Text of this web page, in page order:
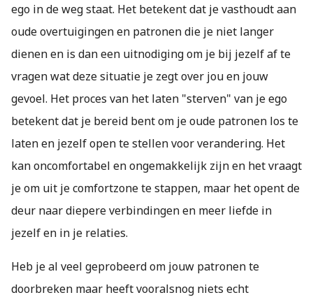
ego in de weg staat. Het betekent dat je vasthoudt aan
oude overtuigingen en patronen die je niet langer
dienen en is dan een uitnodiging om je bij jezelf af te
vragen wat deze situatie je zegt over jou en jouw
gevoel. Het proces van het laten "sterven" van je ego
betekent dat je bereid bent om je oude patronen los te
laten en jezelf open te stellen voor verandering. Het
kan oncomfortabel en ongemakkelijk zijn en het vraagt
je om uit je comfortzone te stappen, maar het opent de
deur naar diepere verbindingen en meer liefde in
jezelf en in je relaties.
Heb je al veel geprobeerd om jouw patronen te
doorbreken maar heeft vooralsnog niets echt